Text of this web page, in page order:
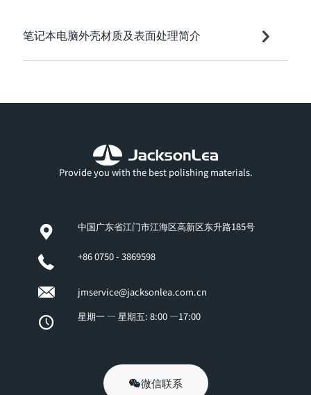
笔记本电脑外壳材质及表面处理简介
Provide you with the best polishing materials.
中国广东省江门市江海区高新区东升路185号
+86 0750 - 3869598
jmservice@jacksonlea.com.cn
星期一 — 星期五: 8:00 —17:00
微信联系